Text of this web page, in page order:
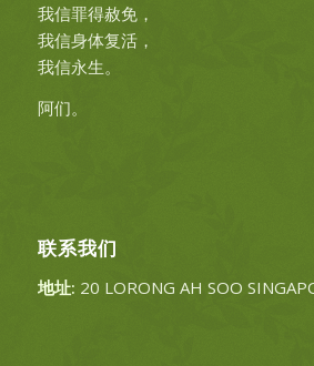
我信罪得赦免，
我信身体复活，
我信永生。
阿们。
联系我们
地址: 20 LORONG AH SOO